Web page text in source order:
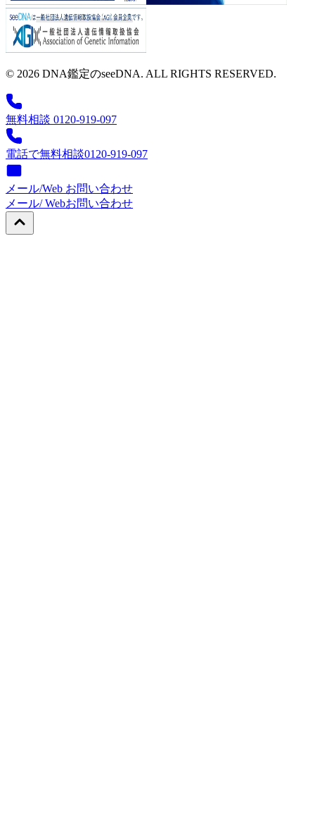
© 2026 DNA鑑定のseeDNA. ALL RIGHTS RESERVED.
無料相談 0120-919-097
電話で無料相談0120-919-097
メール/Web お問い合わせ
メール/ Webお問い合わせ